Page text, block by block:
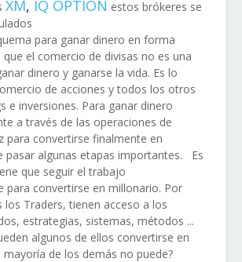
XM, IQ OPTION estos brókeres se
para ganar dinero en forma
el comercio de divisas no es una
dinero y ganarse la vida. Es lo
de acciones y todos los otros
e inversiones. Para ganar dinero
a través de las operaciones de
para convertirse finalmente en
pasar algunas etapas importantes.
Es
que seguir el trabajo
para convertirse en millonario. Por
Traders, tienen acceso a los
estrategias, sistemas, métodos ...
algunos de ellos convertirse en
de los demás no puede?